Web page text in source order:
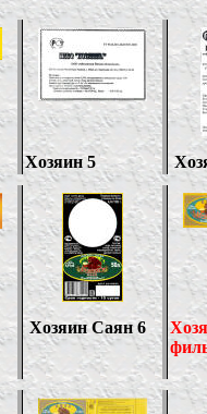
Хозяин 5
Хозяин Саян 6